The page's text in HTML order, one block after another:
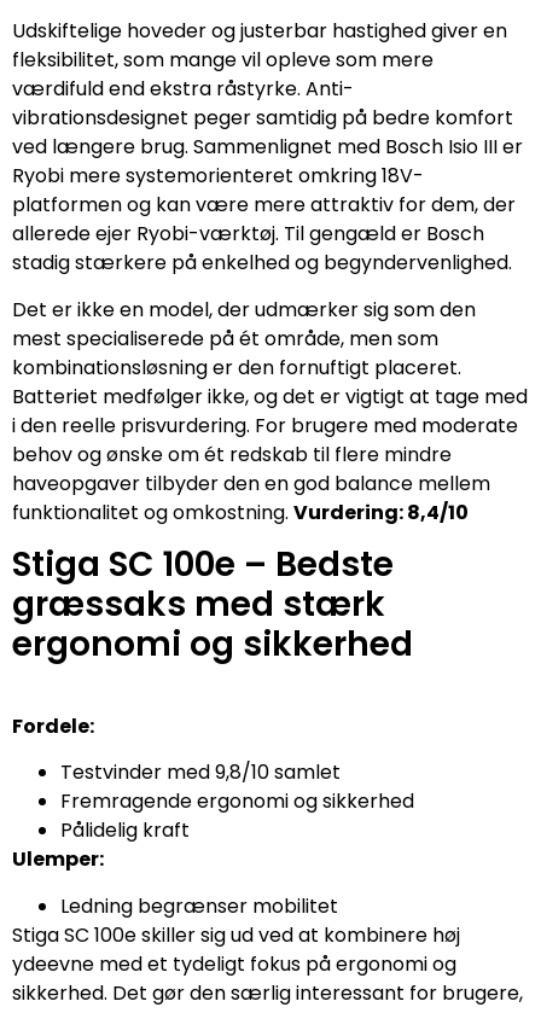
Udskiftelige hoveder og justerbar hastighed giver en
fleksibilitet, som mange vil opleve som mere
værdifuld end ekstra råstyrke. Anti-
vibrationsdesignet peger samtidig på bedre komfort
ved længere brug. Sammenlignet med Bosch Isio III er
Ryobi mere systemorienteret omkring 18V-
platformen og kan være mere attraktiv for dem, der
allerede ejer Ryobi-værktøj. Til gengæld er Bosch
stadig stærkere på enkelhed og begyndervenlighed.
Det er ikke en model, der udmærker sig som den
mest specialiserede på ét område, men som
kombinationsløsning er den fornuftigt placeret.
Batteriet medfølger ikke, og det er vigtigt at tage med
i den reelle prisvurdering. For brugere med moderate
behov og ønske om ét redskab til flere mindre
haveopgaver tilbyder den en god balance mellem
funktionalitet og omkostning. Vurdering: 8,4/10
Stiga SC 100e – Bedste
græssaks med stærk
ergonomi og sikkerhed
Fordele:
Testvinder med 9,8/10 samlet
Fremragende ergonomi og sikkerhed
Pålidelig kraft
Ulemper:
Ledning begrænser mobilitet
Stiga SC 100e skiller sig ud ved at kombinere høj
ydeevne med et tydeligt fokus på ergonomi og
sikkerhed. Det gør den særlig interessant for brugere,